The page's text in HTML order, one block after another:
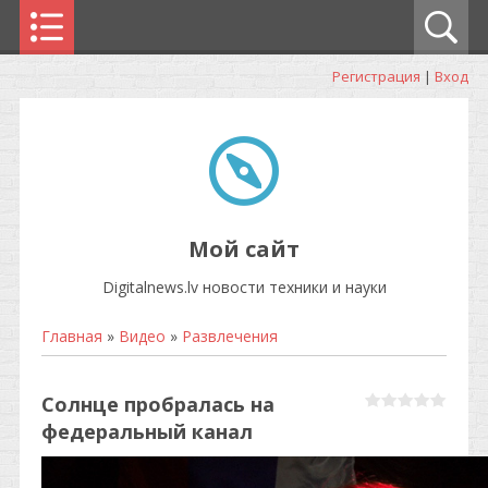
Регистрация | Вход
Мой сайт
Digitalnews.lv новости техники и науки
Главная » Видео » Развлечения
Солнце пробралась на
федеральный канал